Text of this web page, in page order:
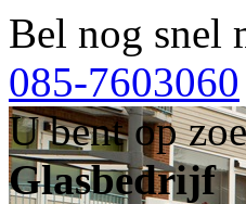
Bel nog snel
085-7603060
U bent op
Glasbedrijf